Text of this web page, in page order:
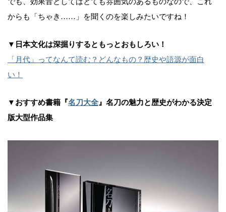
からも「ちゃき……」を聞くのを楽しみたいですね！
▼日本文化は深掘りするともっとおもしろい！
「月代」ってなんて読む？どんなもの？歴史や語源が面白
い！
▼おすすめ書籍『名刀大全』名刀の魅力と歴史がわかる決定
版大型作品集